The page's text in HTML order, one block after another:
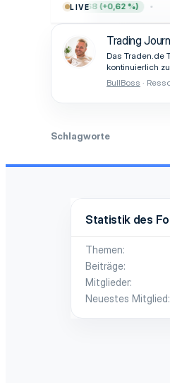
LIVE
+47,68 (+0,62 %)
Trading
Das Traden.de
kontinuierlich
BullBoss
Schlagworte
Statistik des
Themen
Beiträge
Mitglieder
Neuestes Mitglied